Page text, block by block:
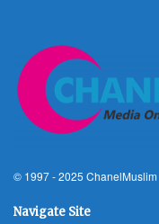
© 1997 - 2025 ChanelMuslim
Navigate Site